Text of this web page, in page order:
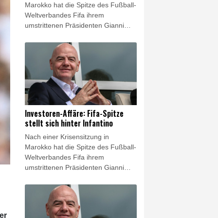
Marokko hat die Spitze des Fußball-
Weltverbandes Fifa ihrem
umstrittenen Präsidenten Gianni
gegeben. "Im Anschluss an ein
Treffen in Rabat bekräftigten der
Fifa-Generalsekretär und die
anwesenden Mitglieder der Fifa-
Geschäftsleitung ihre
uneingeschränkte Unterstützung für
Fifa-Präsident Gianni Infantino",
hieß es am späten Mittwochabend
in einer Erklärung. Zugleich wurden
in der den Weltfußball in Atem
haltenden Investoren-Affäre
"Fehler" eingestanden.
Investoren-Affäre: Fifa-Spitze
stellt sich hinter Infantino
Nach einer Krisensitzung in
Marokko hat die Spitze des Fußball-
Weltverbandes Fifa ihrem
umstrittenen Präsidenten Gianni
gegeben. "Im Anschluss an ein
Treffen in Rabat bekräftigten der
Fifa-Generalsekretär und die